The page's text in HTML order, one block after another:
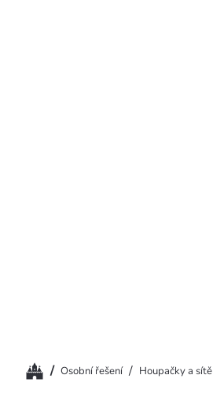
Domů/ Osobní řešení / Houpačky a sítě